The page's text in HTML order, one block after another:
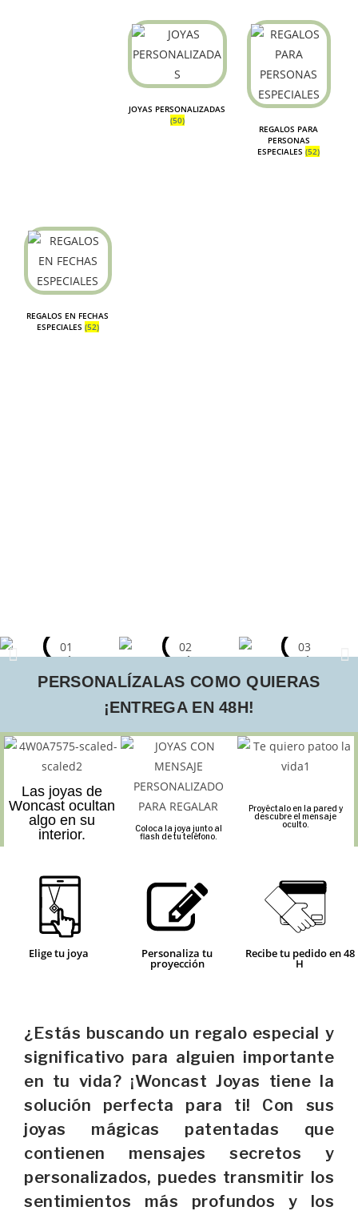
JOYAS PERSONALIZADAS
(50)
REGALOS PARA
PERSONAS
ESPECIALES(52)
REGALOS EN FECHAS
ESPECIALES (52)
PERSONALÍZALAS COMO QUIERAS
¡ENTREGA EN 48H!
Las joyas de
Woncast ocultan
algo en su
interior.
Coloca la joya junto al
flash de tu teléfono.
Proyéctalo en la pared y
descubre el mensaje
oculto.
Elige tu joya Personaliza tu
proyección
Recibe tu pedido en 48
H
¿Estás buscando un regalo especial y
significativo para alguien importante
en tu vida? ¡Woncast Joyas tiene la
solución perfecta para ti! Con sus
joyas mágicas patentadas que
contienen mensajes secretos y
personalizados, puedes transmitir los
sentimientos más profundos y los